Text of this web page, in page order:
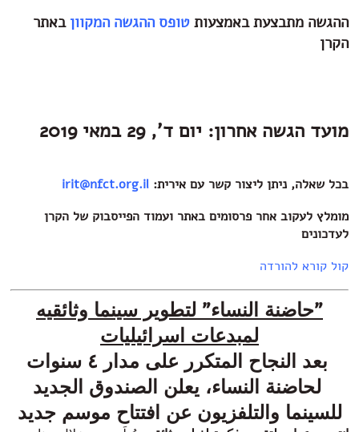
ההגשה מתבצעת באמצעות טופס ההגשה המקוון באתר
הקרן
מועד הגשה אחרון: יום ד', 29 במאי 2019
בכל שאלה, ניתן ליצור קשר עם אירית:irit@nfct.org.il
מומלץ לעקוב אחר פרסומים באתר ועמוד הפייסבוק של הקרן
לעדכונים
קול קורא להורדה
"حاضنة النساء" لتطوير سينما وثائقيه
لمبدعات اسرائيليات
بعد النجاح المتكرر على مدار ٤ سنوات
لحاضنة النساء، يعلن الصندوق الجديد
للسينما والتلفزيون عن افتتاح موسم جديد